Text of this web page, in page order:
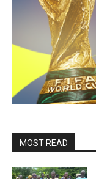
MOST READ